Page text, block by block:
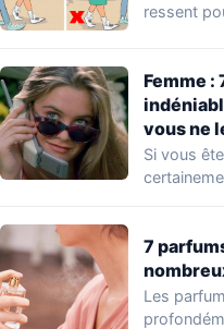
ressent
Femme :
vous ne
Si vous
7
Les